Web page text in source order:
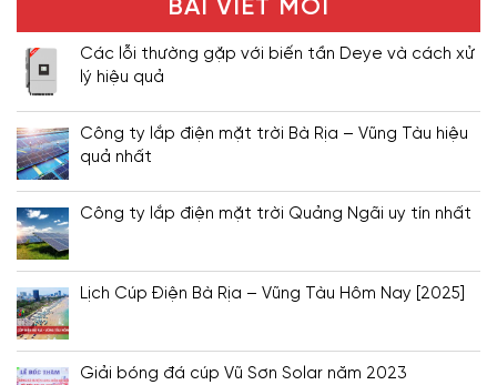
BÀI VIẾT MỚI
Các lỗi thường gặp với biến tần Deye và cách xử
lý hiệu quả
Công ty lắp điện mặt trời Bà Rịa – Vũng Tàu hiệu
quả nhất
Công ty lắp điện mặt trời Quảng Ngãi uy tín nhất
Lịch Cúp Điện Bà Rịa – Vũng Tàu Hôm Nay [2025]
Giải bóng đá cúp Vũ Sơn Solar năm 2023